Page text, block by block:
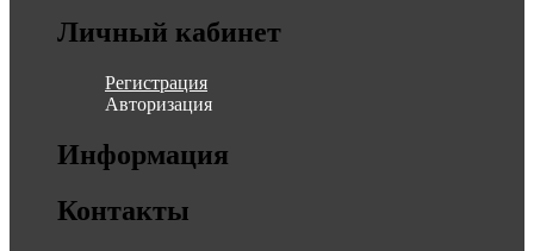
Личный кабинет
Регистрация
Авторизация
Информация
Контакты